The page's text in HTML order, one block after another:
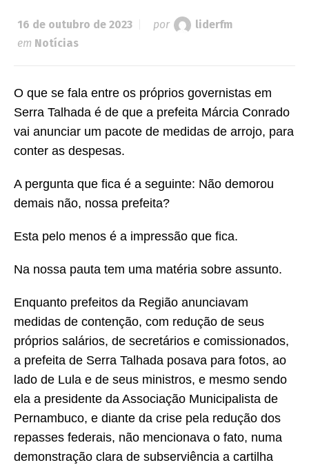
16 de outubro de 2023 por
liderfm
em Notícias
O que se fala entre os próprios governistas em
Serra Talhada é de que a prefeita Márcia Conrado
vai anunciar um pacote de medidas de arrojo, para
conter as despesas.
A pergunta que fica é a seguinte: Não demorou
demais não, nossa prefeita?
Esta pelo menos é a impressão que fica.
Na nossa pauta tem uma matéria sobre assunto.
Enquanto prefeitos da Região anunciavam
medidas de contenção, com redução de seus
próprios salários, de secretários e comissionados,
a prefeita de Serra Talhada posava para fotos, ao
lado de Lula e de seus ministros, e mesmo sendo
ela a presidente da Associação Municipalista de
Pernambuco, e diante da crise pela redução dos
repasses federais, não mencionava o fato, numa
demonstração clara de subserviência a cartilha